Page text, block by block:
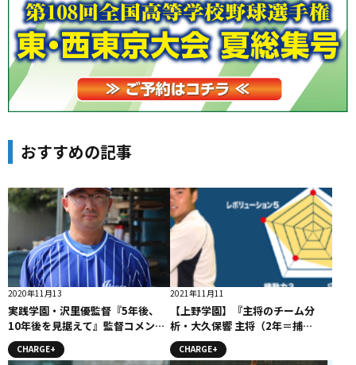
おすすめの記事
2020年11月13
実践学園・沢里優監督『5年後、
10年後を見据えて』監督コメント
#実践学園
CHARGE+
2021年11月11
【上野学園】『主将のチーム分
析・大久保響 主将（2年＝捕
手）」コラム # 上野学園
CHARGE+